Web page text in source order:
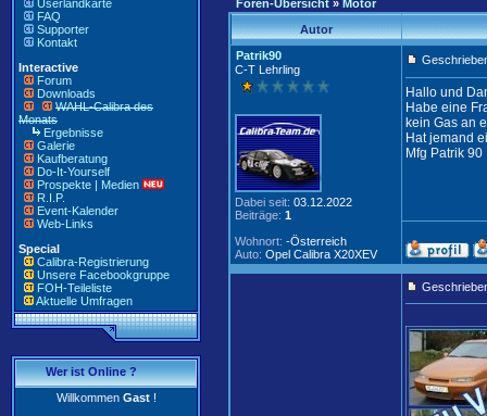
Userlandkarte
FAQ
Supporter
Kontakt
Interactive
Forum
Downloads
WAHL-Calibra des
Monats
Ergebnisse
Galerie
Kaufberatung
Do-It-Yourself
Prospekte | Medien
R.I.P.
Event-Kalender
Web-Links
Special
Calibra-Registrierung
Unsere Facebookgruppe
FOH-Teileliste
Aktuelle Umfragen
Wer ist Online ?
WillkommenGast!
Foren-Übersicht » Motor
Autor
Patrik90
C-T Lehrling
Dabei seit: 03.12.2022
Beiträge: 1
Wohnort: -Österreich
Auto: Opel Calibra X20XEV
Hallo und
Habe eine
kein Gas an
Hat jemand
Mfg Patrik 90